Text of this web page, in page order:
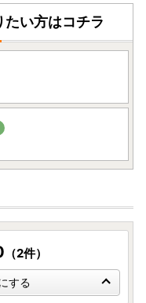
い方はコチラ
（2件）
する